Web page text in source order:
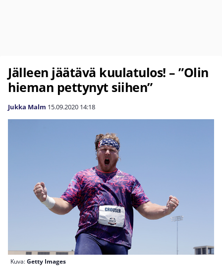
Jälleen jäätävä kuulatulos! – ”Olin
hieman pettynyt siihen”
Jukka Malm 15.09.2020 14:18
Kuva:Getty Images